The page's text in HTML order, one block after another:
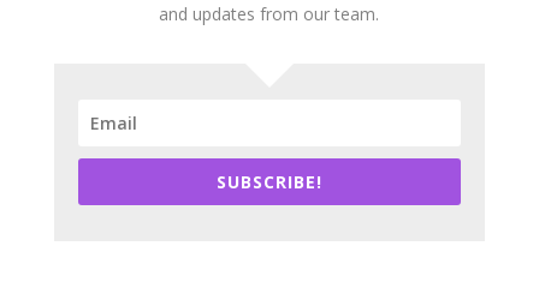
and updates from our team.
SUBSCRIBE!